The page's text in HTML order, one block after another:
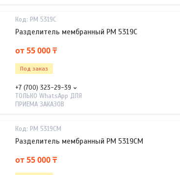
РМ 5319C
Разделитель мембранный РМ 5319C
от 55 000 ₸
Под заказ
+7 (700) 323-29-39
ТОЛЬКО WhatsApp ДЛЯ
ПРИЕМА ЗАКАЗОВ
РМ 5319CМ
Разделитель мембранный РМ 5319CМ
от 55 000 ₸